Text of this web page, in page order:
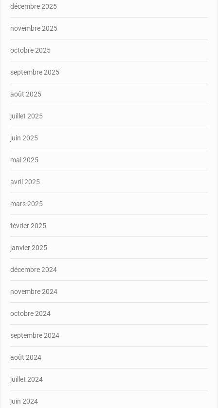
décembre 2025
novembre 2025
octobre 2025
septembre 2025
août 2025
juillet 2025
juin 2025
mai 2025
avril 2025
mars 2025
février 2025
janvier 2025
décembre 2024
novembre 2024
octobre 2024
septembre 2024
août 2024
juillet 2024
juin 2024